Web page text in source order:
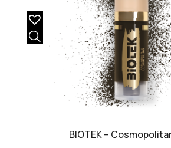
BIOTEK –